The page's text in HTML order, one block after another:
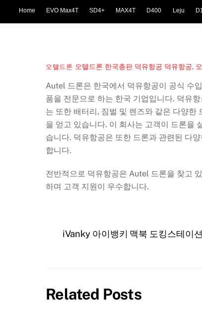
Home EVO Max4T SD4+ MAX4T D400 Leju
오텔드론 오텔드론 한국총판 덕유항공 덕유항공,
Autel 드론은 한국에서 덕유항공이 공식 수
품을 전문으로 하는 한국 기업입니다. 덕유
는 또한 배터리, 짐벌 및 렌즈와 같은 다양
을 얻고 있습니다. 이 회사는 고객이 드론을
습니다. 덕유항공은 또한 드론과 관련된 다
합니다.
전반적으로 덕유항공은 Autel 드론을 찾고
하며 고객 지원이 우수합니다.
iVanky 아이뱅키 맥북 도킹스테이션
Related Posts